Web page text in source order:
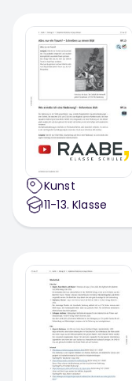
Kunst
11-13. Klasse